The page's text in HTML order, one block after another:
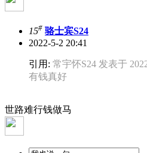
15# 骆士宾S24
2022-5-2 20:41
引用: 常宇怀S24 发表于
有钱真好
世路难行钱做马